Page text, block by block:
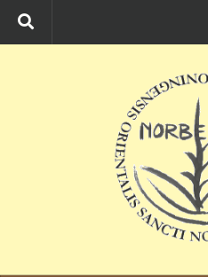
Ga naar de inhoud